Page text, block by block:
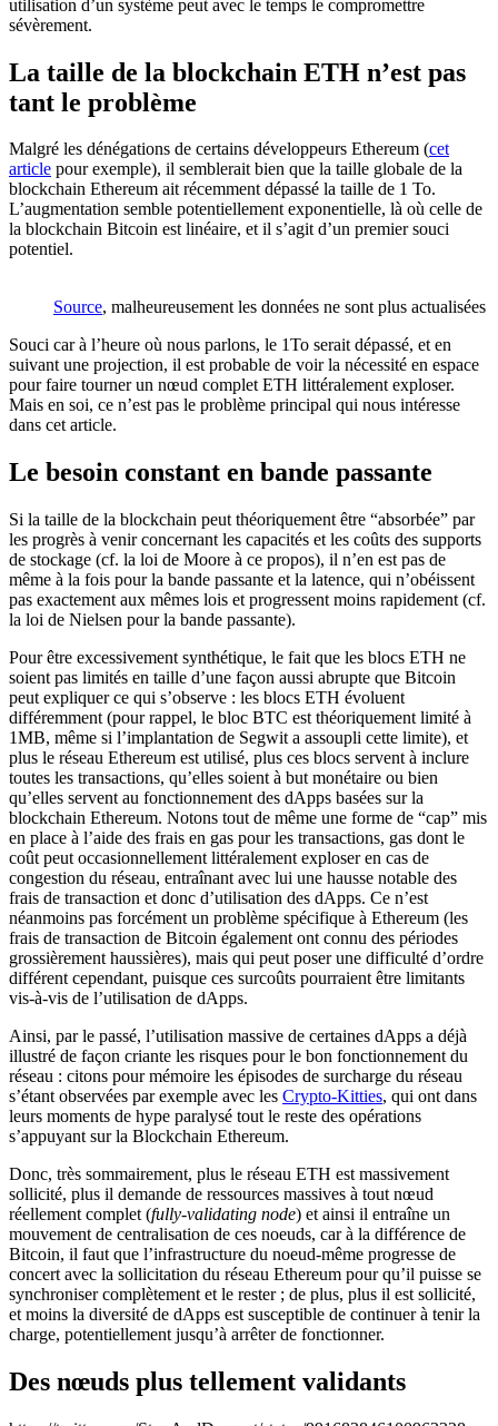
utilisation d’un système peut avec le temps le compromettre
sévèrement.
La taille de la blockchain ETH n’est pas
tant le problème
Malgré les dénégations de certains développeurs Ethereum (cet
article pour exemple), il semblerait bien que la taille globale de la
blockchain Ethereum ait récemment dépassé la taille de 1 To.
L’augmentation semble potentiellement exponentielle, là où celle de
la blockchain Bitcoin est linéaire, et il s’agit d’un premier souci
potentiel.
Source, malheureusement les données ne sont plus actualisées
Souci car à l’heure où nous parlons, le 1To serait dépassé, et en
suivant une projection, il est probable de voir la nécessité en espace
pour faire tourner un nœud complet ETH littéralement exploser.
Mais en soi, ce n’est pas le problème principal qui nous intéresse
dans cet article.
Le besoin constant en bande passante
Si la taille de la blockchain peut théoriquement être “absorbée” par
les progrès à venir concernant les capacités et les coûts des supports
de stockage (cf. la loi de Moore à ce propos), il n’en est pas de
même à la fois pour la bande passante et la latence, qui n’obéissent
pas exactement aux mêmes lois et progressent moins rapidement (cf.
la loi de Nielsen pour la bande passante).
Pour être excessivement synthétique, le fait que les blocs ETH ne
soient pas limités en taille d’une façon aussi abrupte que Bitcoin
peut expliquer ce qui s’observe : les blocs ETH évoluent
différemment (pour rappel, le bloc BTC est théoriquement limité à
1MB, même si l’implantation de Segwit a assoupli cette limite), et
plus le réseau Ethereum est utilisé, plus ces blocs servent à inclure
toutes les transactions, qu’elles soient à but monétaire ou bien
qu’elles servent au fonctionnement des dApps basées sur la
blockchain Ethereum. Notons tout de même une forme de “cap” mis
en place à l’aide des frais en gas pour les transactions, gas dont le
coût peut occasionnellement littéralement exploser en cas de
congestion du réseau, entraînant avec lui une hausse notable des
frais de transaction et donc d’utilisation des dApps. Ce n’est
néanmoins pas forcément un problème spécifique à Ethereum (les
frais de transaction de Bitcoin également ont connu des périodes
grossièrement haussières), mais qui peut poser une difficulté d’ordre
différent cependant, puisque ces surcoûts pourraient être limitants
vis-à-vis de l’utilisation de dApps.
Ainsi, par le passé, l’utilisation massive de certaines dApps a déjà
illustré de façon criante les risques pour le bon fonctionnement du
réseau : citons pour mémoire les épisodes de surcharge du réseau
s’étant observées par exemple avec les Crypto-Kitties, qui ont dans
leurs moments de hype paralysé tout le reste des opérations
s’appuyant sur la Blockchain Ethereum.
Donc, très sommairement, plus le réseau ETH est massivement
sollicité, plus il demande de ressources massives à tout nœud
réellement complet (fully-validating node) et ainsi il entraîne un
mouvement de centralisation de ces noeuds, car à la différence de
Bitcoin, il faut que l’infrastructure du noeud-même progresse de
concert avec la sollicitation du réseau Ethereum pour qu’il puisse se
synchroniser complètement et le rester ; de plus, plus il est sollicité,
et moins la diversité de dApps est susceptible de continuer à tenir la
charge, potentiellement jusqu’à arrêter de fonctionner.
Des nœuds plus tellement validants